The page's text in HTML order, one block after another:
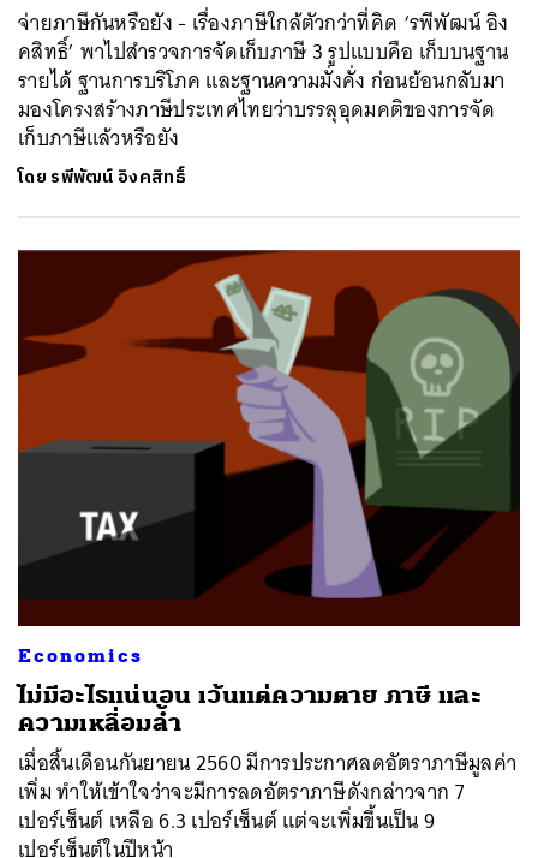
จ่ายภาษีกันหรือยัง - เรื่องภาษีใกล้ตัวกว่าที่คิด ‘รพีพัฒน์ อิง
คสิทธิ์’ พาไปสำรวจการจัดเก็บภาษี 3 รูปแบบคือ เก็บบนฐาน
รายได้ ฐานการบริโภค และฐานความมั่งคั่ง ก่อนย้อนกลับมา
มองโครงสร้างภาษีประเทศไทยว่าบรรลุอุดมคติของการจัด
เก็บภาษีแล้วหรือยัง
โดย รพีพัฒน์ อิงคสิทธิ์
Economics
ไม่มีอะไรแน่นอน เว้นแต่ความตาย ภาษี และ
ความเหลื่อมล้ำ
เมื่อสิ้นเดือนกันยายน 2560 มีการประกาศลดอัตราภาษีมูลค่า
เพิ่ม ทำให้เข้าใจว่าจะมีการลดอัตราภาษีดังกล่าวจาก 7
เปอร์เซ็นต์ เหลือ 6.3 เปอร์เซ็นต์ แต่จะเพิ่มขึ้นเป็น 9
เปอร์เซ็นต์ในปีหน้า
SHARE TWEET LINE EMAIL